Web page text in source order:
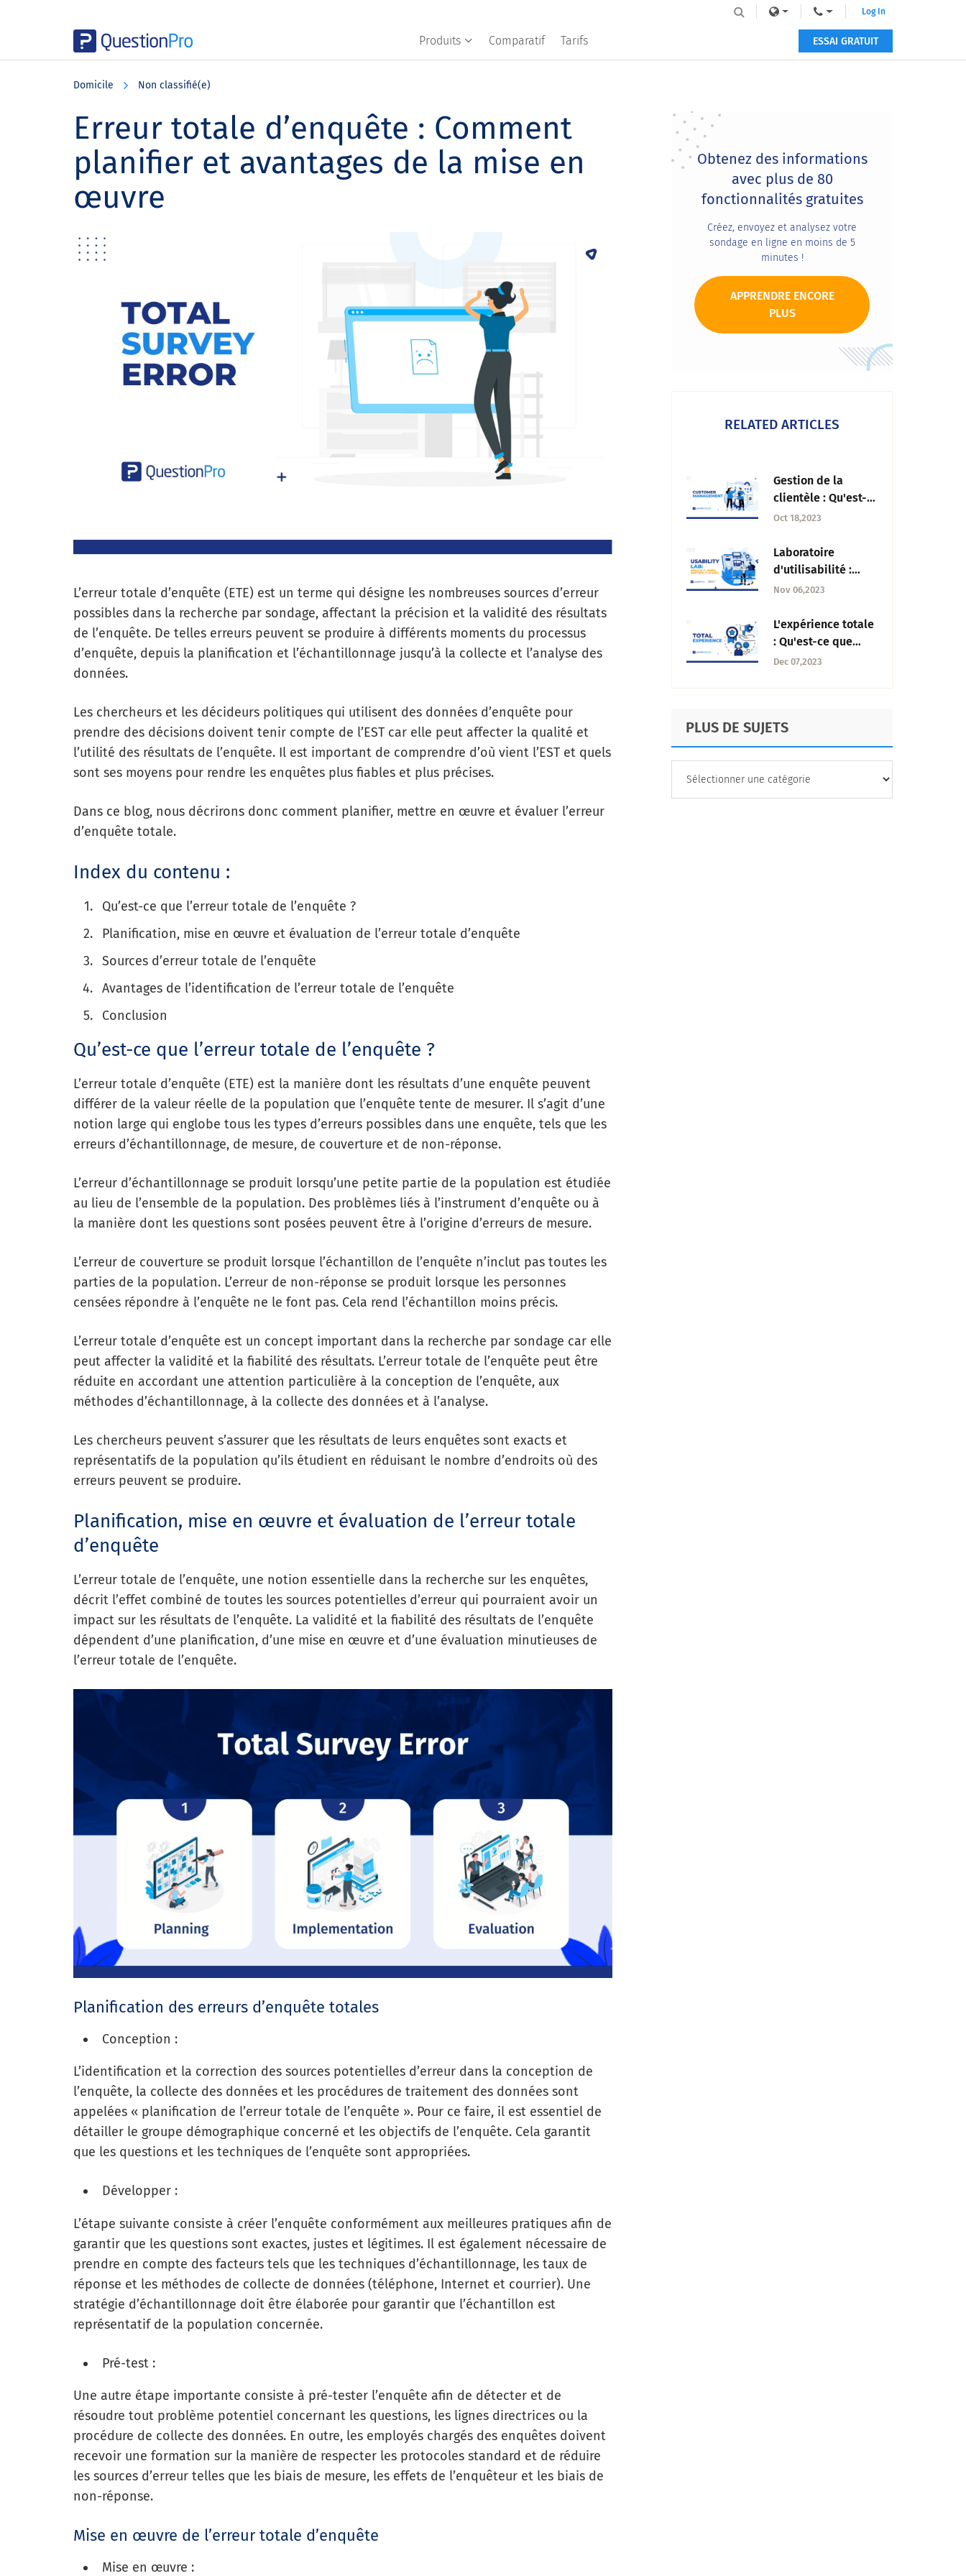
Produits Comparatif Tarifs
Log In
ESSAI GRATUIT
Domicile Non classifié(e)
Erreur totale d’enquête : Comment
planifier et avantages de la mise en
œuvre
L’erreur totale d’enquête (ETE) est un terme qui désigne les nombreuses sources d’erreur
possibles dans la recherche par sondage, affectant la précision et la validité des résultats
de l’enquête. De telles erreurs peuvent se produire à différents moments du processus
d’enquête, depuis la planification et l’échantillonnage jusqu’à la collecte et l’analyse des
données.
Les chercheurs et les décideurs politiques qui utilisent des données d’enquête pour
prendre des décisions doivent tenir compte de l’EST car elle peut affecter la qualité et
l’utilité des résultats de l’enquête. Il est important de comprendre d’où vient l’EST et quels
sont ses moyens pour rendre les enquêtes plus fiables et plus précises.
Dans ce blog, nous décrirons donc comment planifier, mettre en œuvre et évaluer l’erreur
d’enquête totale.
Index du contenu :
Qu’est-ce que l’erreur totale de l’enquête ?
Planification, mise en œuvre et évaluation de l’erreur totale d’enquête
Sources d’erreur totale de l’enquête
Avantages de l’identification de l’erreur totale de l’enquête
Conclusion
Qu’est-ce que l’erreur totale de l’enquête ?
L’erreur totale d’enquête (ETE) est la manière dont les résultats d’une enquête peuvent
différer de la valeur réelle de la population que l’enquête tente de mesurer. Il s’agit d’une
notion large qui englobe tous les types d’erreurs possibles dans une enquête, tels que les
erreurs d’échantillonnage, de mesure, de couverture et de non-réponse.
L’erreur d’échantillonnage se produit lorsqu’une petite partie de la population est étudiée
au lieu de l’ensemble de la population. Des problèmes liés à l’instrument d’enquête ou à
la manière dont les questions sont posées peuvent être à l’origine d’erreurs de mesure.
L’erreur de couverture se produit lorsque l’échantillon de l’enquête n’inclut pas toutes les
parties de la population. L’erreur de non-réponse se produit lorsque les personnes
censées répondre à l’enquête ne le font pas. Cela rend l’échantillon moins précis.
L’erreur totale d’enquête est un concept important dans la recherche par sondage car elle
peut affecter la validité et la fiabilité des résultats. L’erreur totale de l’enquête peut être
réduite en accordant une attention particulière à la conception de l’enquête, aux
méthodes d’échantillonnage, à la collecte des données et à l’analyse.
Les chercheurs peuvent s’assurer que les résultats de leurs enquêtes sont exacts et
représentatifs de la population qu’ils étudient en réduisant le nombre d’endroits où des
erreurs peuvent se produire.
Planification, mise en œuvre et évaluation de l’erreur totale
d’enquête
L’erreur totale de l’enquête, une notion essentielle dans la recherche sur les enquêtes,
décrit l’effet combiné de toutes les sources potentielles d’erreur qui pourraient avoir un
impact sur les résultats de l’enquête. La validité et la fiabilité des résultats de l’enquête
dépendent d’une planification, d’une mise en œuvre et d’une évaluation minutieuses de
l’erreur totale de l’enquête.
Planification des erreurs d’enquête totales
Conception :
L’identification et la correction des sources potentielles d’erreur dans la conception de
l’enquête, la collecte des données et les procédures de traitement des données sont
appelées « planification de l’erreur totale de l’enquête ». Pour ce faire, il est essentiel de
détailler le groupe démographique concerné et les objectifs de l’enquête. Cela garantit
que les questions et les techniques de l’enquête sont appropriées.
Développer :
L’étape suivante consiste à créer l’enquête conformément aux meilleures pratiques afin de
garantir que les questions sont exactes, justes et légitimes. Il est également nécessaire de
prendre en compte des facteurs tels que les techniques d’échantillonnage, les taux de
réponse et les méthodes de collecte de données (téléphone, Internet et courrier). Une
stratégie d’échantillonnage doit être élaborée pour garantir que l’échantillon est
représentatif de la population concernée.
Pré-test :
Une autre étape importante consiste à pré-tester l’enquête afin de détecter et de
résoudre tout problème potentiel concernant les questions, les lignes directrices ou la
procédure de collecte des données. En outre, les employés chargés des enquêtes doivent
recevoir une formation sur la manière de respecter les protocoles standard et de réduire
les sources d’erreur telles que les biais de mesure, les effets de l’enquêteur et les biais de
non-réponse.
Mise en œuvre de l’erreur totale d’enquête
Mise en œuvre :
Primary
Sidebar
Obtenez des informations
avec plus de 80
fonctionnalités gratuites
Créez, envoyez et analysez votre
sondage en ligne en moins de 5
minutes !
APPRENDRE ENCORE
PLUS
RELATED ARTICLES
Gestion de la
clientèle : Qu'est-
ce que c'est,
processus à suivre
Oct 18,2023
Laboratoire
d'utilisabilité :
Qu'est-ce que c'est,
c'est utilisé ?
Nov 06,2023
L'expérience totale
: Qu'est-ce que
c'est, stratégies +
Dec 07,2023
PLUS DE SUJETS
SUJETS